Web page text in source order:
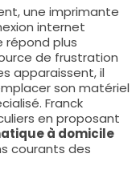
une imprimante
internet
répond plus
de frustration
apparaissent, il
son matériel
Franck
en proposant
à domicile
courants des